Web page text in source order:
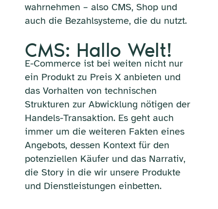
wahrnehmen – also CMS, Shop und
auch die Bezahlsysteme, die du nutzt.
CMS: Hallo Welt!
E-Commerce ist bei weiten nicht nur
ein Produkt zu Preis X anbieten und
das Vorhalten von technischen
Strukturen zur Abwicklung nötigen der
Handels-Transaktion. Es geht auch
immer um die weiteren Fakten eines
Angebots, dessen Kontext für den
potenziellen Käufer und das Narrativ,
die Story in die wir unsere Produkte
und Dienstleistungen einbetten.